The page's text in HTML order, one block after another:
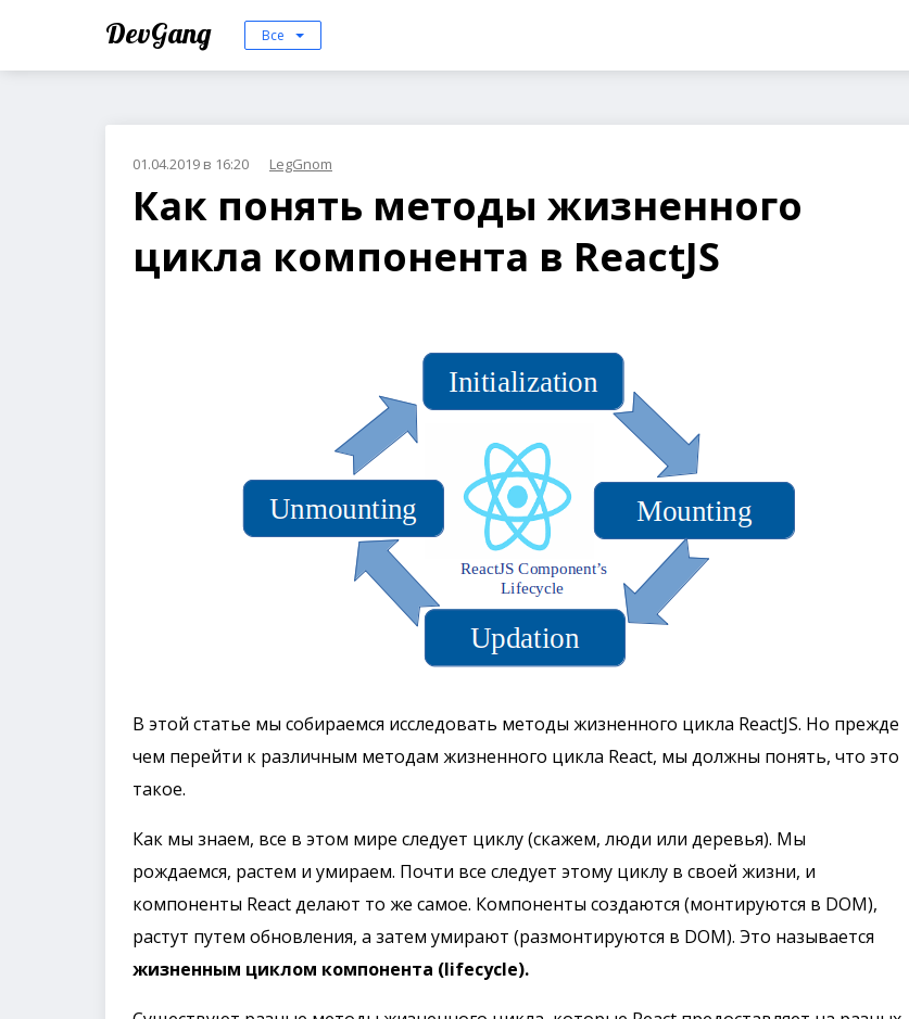
DevGang Все
01.04.2019 в 16:20 LegGnom
Как понять методы жизненного
цикла компонента в ReactJS
В этой статье мы собираемся исследовать методы жизненного цикла ReactJS. Но прежде
чем перейти к различным методам жизненного цикла React, мы должны понять, что это
такое.
Как мы знаем, все в этом мире следует циклу (скажем, люди или деревья). Мы
рождаемся, растем и умираем. Почти все следует этому циклу в своей жизни, и
компоненты React делают то же самое. Компоненты создаются (монтируются в DOM),
растут путем обновления, а затем умирают (размонтируются в DOM). Это называется
жизненным циклом компонента (lifecycle).